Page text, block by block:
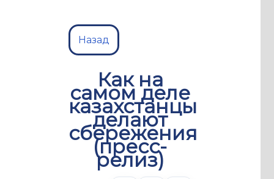
Назад
Как на
самом деле
казахстанцы
делают
сбережения
(пресс-
релиз)